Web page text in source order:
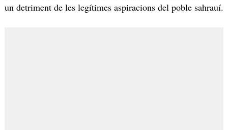
un detriment de les legítimes aspiracions del poble sahrauí.